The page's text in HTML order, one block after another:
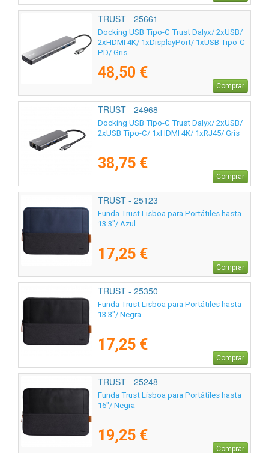
TRUST - 25661
Docking USB Tipo-C Trust Dalyx/ 2xUSB/
2xHDMI 4K/ 1xDisplayPort/ 1xUSB Tipo-C
PD/ Gris
48,50 €
Comprar
TRUST - 24968
Docking USB Tipo-C Trust Dalyx/ 2xUSB/
2xUSB Tipo-C/ 1xHDMI 4K/ 1xRJ45/ Gris
38,75 €
Comprar
TRUST - 25123
Funda Trust Lisboa para Portátiles hasta
13.3"/ Azul
17,25 €
Comprar
TRUST - 25350
Funda Trust Lisboa para Portátiles hasta
13.3"/ Negra
17,25 €
Comprar
TRUST - 25248
Funda Trust Lisboa para Portátiles hasta
16"/ Negra
19,25 €
Comprar